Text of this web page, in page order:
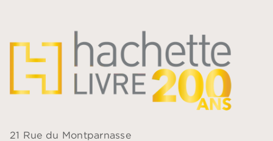
21 Rue du Montparnasse